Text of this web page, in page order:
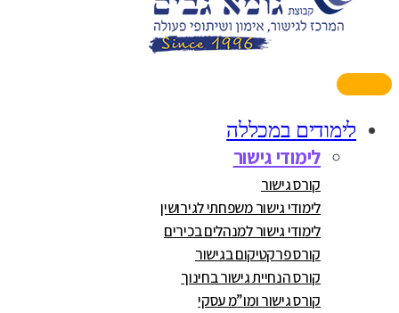
לימודים במכללה
לימודי גישור
קורס גישור
לימודי גישור משפחתי לגירושין
לימודי גישור למנהלים בכירים
קורס פרקטיקום בגישור
קורס הנחיית גישור בחינוך
קורס גישור ומו”מ עסקי